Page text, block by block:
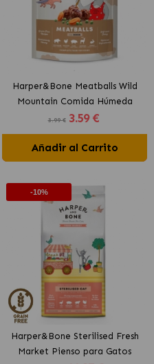
Harper&Bone Meatballs Wild
Mountain Comida Húmeda
para Perros
3.99 € 3.59 €
Añadir al Carrito
-10%
Harper&Bone Sterilised Fresh
Market Pienso para Gatos